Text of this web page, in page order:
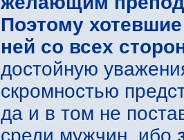
Поэтому
ней со всех
достойную
скромностью
да и в том не
среди мужчин, ибо